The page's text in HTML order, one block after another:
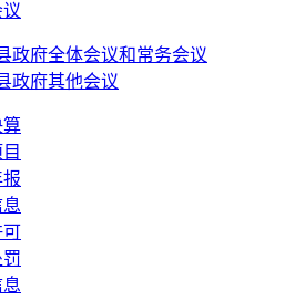
政府全体会议和常务会议
政府其他会议
算
报
可